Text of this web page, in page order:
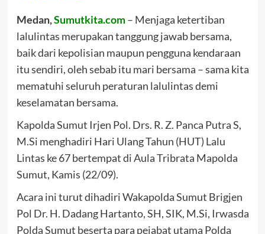
Medan,Sumutkita.com– Menjaga ketertiban
lalulintas merupakan tanggung jawab bersama,
baik dari kepolisian maupun pengguna kendaraan
itu sendiri, oleh sebab itu mari bersama – sama kita
mematuhi seluruh peraturan lalulintas demi
keselamatan bersama.
Kapolda Sumut Irjen Pol. Drs. R. Z. Panca Putra S,
M.Si menghadiri Hari Ulang Tahun (HUT) Lalu
Lintas ke 67 bertempat di Aula Tribrata Mapolda
Sumut, Kamis (22/09).
Acara ini turut dihadiri Wakapolda Sumut Brigjen
Pol Dr. H. Dadang Hartanto, SH, SIK, M.Si, Irwasda
Polda Sumut beserta para pejabat utama Polda